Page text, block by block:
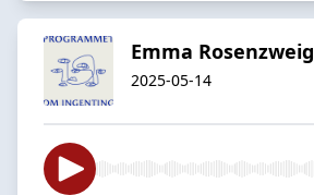
Emma Rosenzweig
2025-05-14